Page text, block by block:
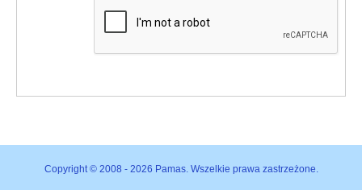
Copyright © 2008 - 2026 Pamas. Wszelkie prawa zastrzeżone.